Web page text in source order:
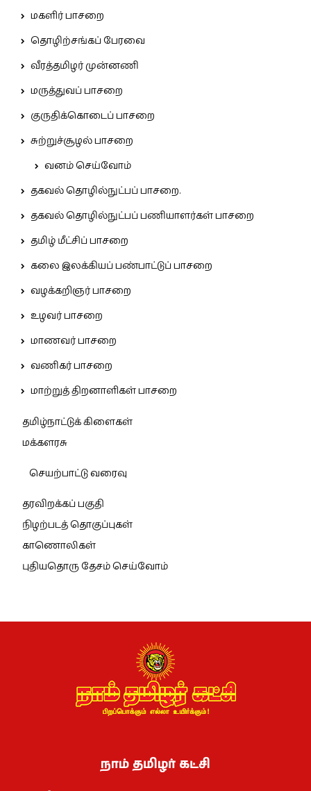
மகளிர் பாசறை
தொழிற்சங்கப் பேரவை
வீரத்தமிழர் முன்னணி
மருத்துவப் பாசறை
குருதிக்கொடைப் பாசறை
சுற்றுச்சூழல் பாசறை
வனம் செய்வோம்
தகவல் தொழில்நுட்பப் பாசறை.
தகவல் தொழில்நுட்பப் பணியாளர்கள் பாசறை
தமிழ் மீட்சிப் பாசறை
கலை இலக்கியப் பண்பாட்டுப் பாசறை
வழக்கறிஞர் பாசறை
உழவர் பாசறை
மாணவர் பாசறை
வணிகர் பாசறை
மாற்றுத் திறனாளிகள் பாசறை
தமிழ்நாட்டுக் கிளைகள்
மக்களரசு
செயற்பாட்டு வரைவு
தரவிறக்கப் பகுதி
நிழற்படத் தொகுப்புகள்
காணொலிகள்
புதியதொரு தேசம் செய்வோம்
நாம் தமிழர் கட்சி